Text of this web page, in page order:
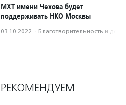
МХТ имени Чехова будет
поддерживать НКО Москвы
03.10.2022 · Благотвори­тель­ность и
РЕКОМЕНДУЕМ